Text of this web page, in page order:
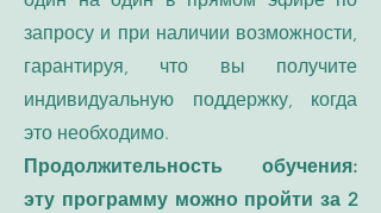
запросу и при наличии возможности,
гарантируя, что вы получите
индивидуальную поддержку, когда
это необходимо.
Продолжительность обучения:
эту программу можно пройти за 2